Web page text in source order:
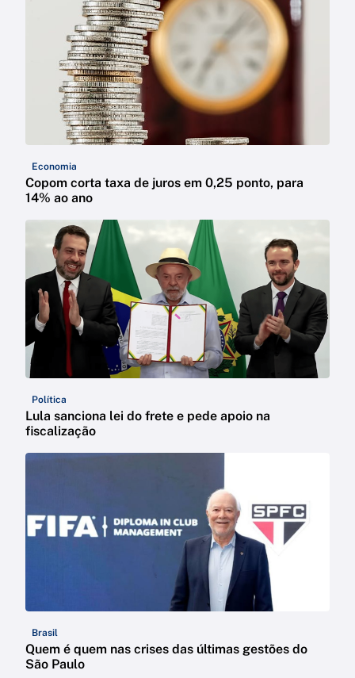
Economia
Copom corta taxa de juros em 0,25 ponto, para
14% ao ano
Política
Lula sanciona lei do frete e pede apoio na
fiscalização
Brasil
Quem é quem nas crises das últimas gestões do
São Paulo